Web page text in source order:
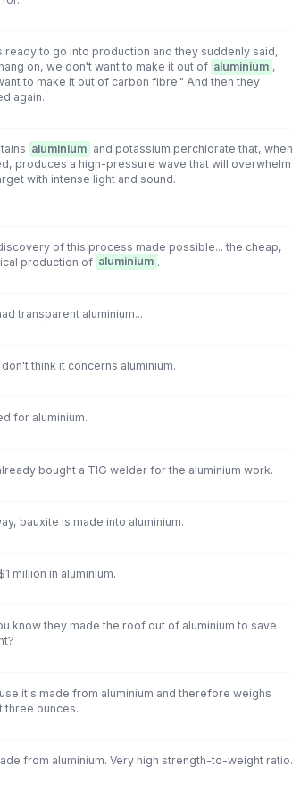
ready to go into production and they suddenly said,
on, we don't want to make it out of aluminium ,
to make it out of carbon fibre." And then they
again.
aluminium and potassium perchlorate that, when
produces a high-pressure wave that will overwhelm
with intense light and sound.
of this process made possible... the cheap,
production of aluminium .
transparent aluminium...
don't think it concerns aluminium.
for aluminium.
bought a TIG welder for the aluminium work.
bauxite is made into aluminium.
million in aluminium.
know they made the roof out of aluminium to save
it's made from aluminium and therefore weighs
three ounces.
from aluminium. Very high strength-to-weight ratio.